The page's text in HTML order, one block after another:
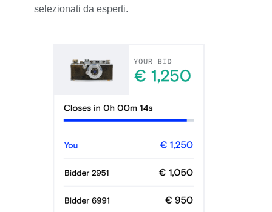
selezionati da esperti.